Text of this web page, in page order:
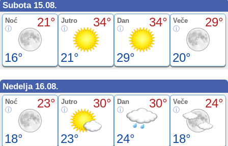
Subota 15.08.
Noć 21°
16°
Jutro 34°
21°
Dan 34°
29°
Veče 29°
20°
Nedelja 16.08.
Noć 23°
18°
Jutro 30°
23°
Dan 30°
24°
Veče 24°
18°